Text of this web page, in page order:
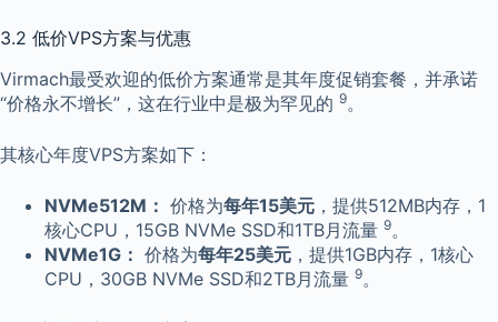
3.2 低价VPS方案与优惠
Virmach最受欢迎的低价方案通常是其年度促销套餐，并承诺
“价格永不增长”，这在行业中是极为罕见的 9。
其核心年度VPS方案如下：
NVMe512M： 价格为每年15美元 ，提供512MB内存，1
核心CPU，15GB NVMe SSD和1TB月流量 9。
NVMe1G： 价格为每年25美元 ，提供1GB内存，1核心
CPU，30GB NVMe SSD和2TB月流量 9。